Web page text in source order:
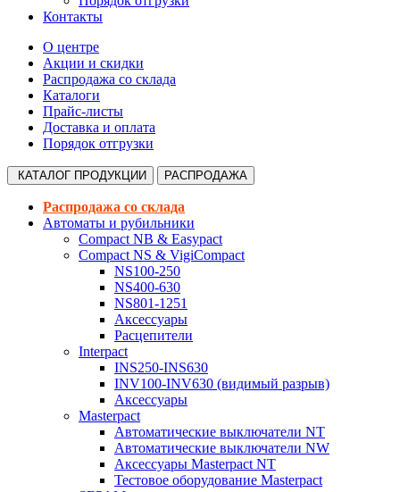
Контакты
О центре
Акции и скидки
Распродажа со склада
Каталоги
Прайс-листы
Доставка и оплата
Порядок отгрузки
КАТАЛОГ ПРОДУКЦИИ РАСПРОДАЖА
Распродажа со склада
Автоматы и рубильники
Compact NB & Easypact
Compact NS & VigiCompact
NS100-250
NS400-630
NS801-1251
Аксессуары
Расцепители
Interpact
INS250-INS630
INV100-INV630 (видимый разрыв)
Аксессуары
Masterpact
Автоматические выключатели NT
Автоматические выключатели NW
Аксессуары Masterpact NT
Тестовое оборудование Masterpact